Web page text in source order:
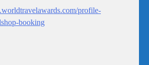
profile-
booking